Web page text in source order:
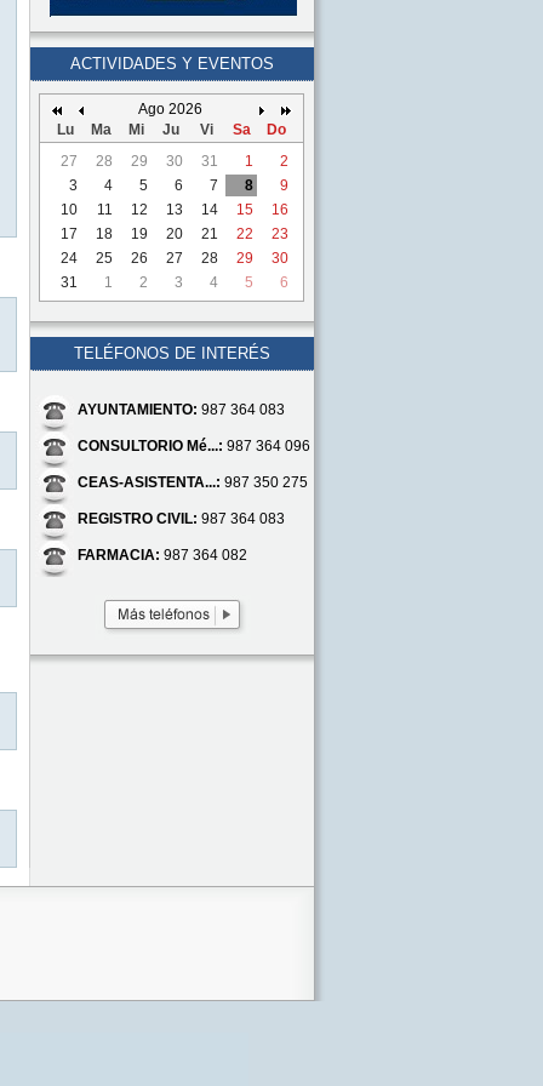
ACTIVIDADES Y EVENTOS
Ago 2026
Lu
Ma Mi Ju Vi Sa
Do
27
28 29 30 31 1
2
3
4 5 6 7 8
9
10
11 12 13 14 15
16
17
18 19 20 21 22
23
24
25 26 27 28 29
30
31
1 2 3 4 5 6
TELÉFONOS DE INTERÉS
AYUNTAMIENTO: 987 364 083
CONSULTORIO Mé...: 987 364 096
CEAS-ASISTENTA...: 987 350 275
REGISTRO CIVIL: 987 364 083
FARMACIA: 987 364 082